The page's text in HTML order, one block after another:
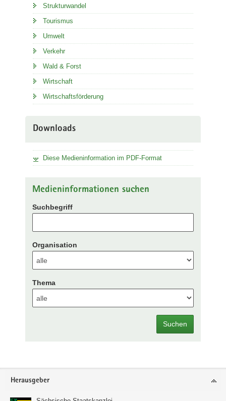
Strukturwandel
Tourismus
Umwelt
Verkehr
Wald & Forst
Wirtschaft
Wirtschaftsförderung
Downloads
Diese Medieninformation im PDF-Format
Medieninformationen suchen
Suchbegriff
Organisation
Thema
Suchen
Footer-
Herausgeber